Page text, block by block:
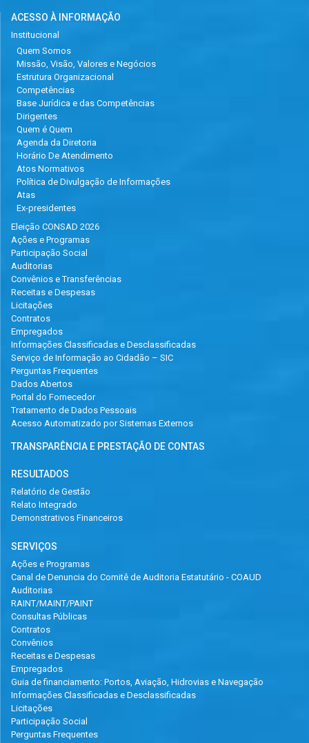
ACESSO À INFORMAÇÃO
Institucional
Quem Somos
Missão, Visão, Valores e Negócios
Estrutura Organizacional
Competências
Base Jurídica e das Competências
Dirigentes
Quem é Quem
Agenda da Diretoria
Horário De Atendimento
Atos Normativos
Política de Divulgação de Informações
Atas
Ex-presidentes
Eleição CONSAD 2026
Ações e Programas
Participação Social
Auditorias
Convênios e Transferências
Receitas e Despesas
Licitações
Contratos
Empregados
Informações Classificadas e Desclassificadas
Serviço de Informação ao Cidadão – SIC
Perguntas Frequentes
Dados Abertos
Portal do Fornecedor
Tratamento de Dados Pessoais
Acesso Automatizado por Sistemas Externos
TRANSPARÊNCIA E PRESTAÇÃO DE CONTAS
RESULTADOS
Relatório de Gestão
Relato Integrado
Demonstrativos Financeiros
SERVIÇOS
Ações e Programas
Canal de Denuncia do Comitê de Auditoria Estatutário - COAUD
Auditorias
RAINT/MAINT/PAINT
Consultas Públicas
Contratos
Convênios
Receitas e Despesas
Empregados
Guia de financiamento: Portos, Aviação, Hidrovias e Navegação
Informações Classificadas e Desclassificadas
Licitações
Participação Social
Perguntas Frequentes